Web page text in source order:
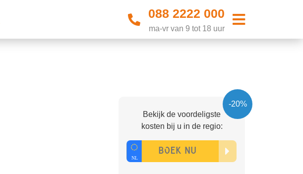
088 2222 000
ma-vr van 9 tot 18 uur
-20%
Bekijk de voordeligste
kosten bij u in de regio: